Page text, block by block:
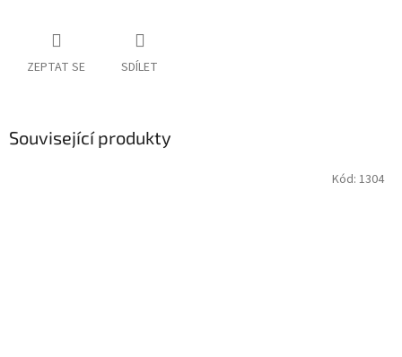
ZEPTAT SE SDÍLET
Související produkty
Kód: 1304